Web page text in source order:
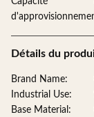
Détails du
Brand Name:
Industrial Use:
Base Material: